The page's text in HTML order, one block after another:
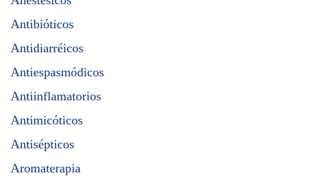
Antibióticos
Antidiarréicos
Antiespasmódicos
Antiinflamatorios
Antimicóticos
Antisépticos
Aromaterapia